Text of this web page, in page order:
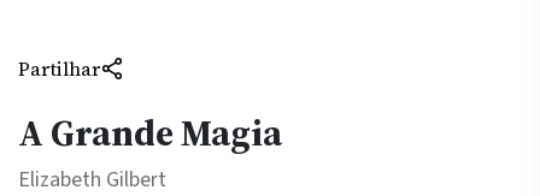
Partilhar
A Grande Magia
Elizabeth Gilbert